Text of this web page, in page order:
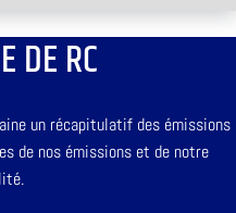
DE RC
un récapitulatif des émissions
de nos émissions et de notre